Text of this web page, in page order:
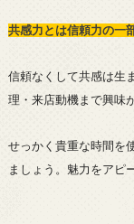
共感力とは信頼力の一
信頼なくして共感は生
理・来店動機まで興味
せっかく貴重な時間を
ましょう。魅力をアピ